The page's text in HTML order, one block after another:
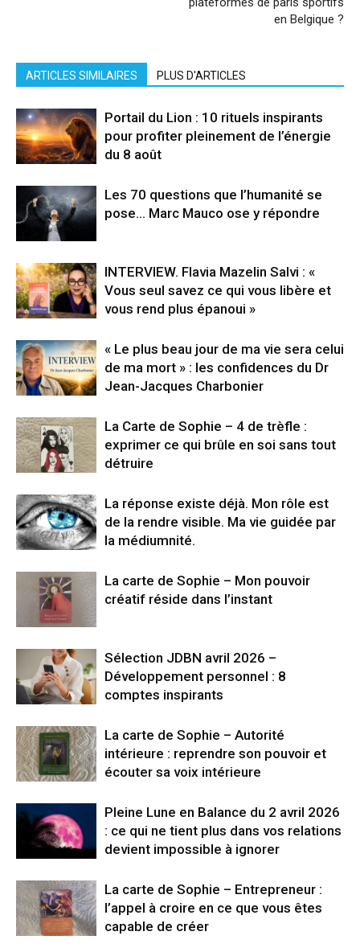
en Belgique ?
ARTICLES SIMILAIRES PLUS D'ARTICLES
Portail du Lion : 10 rituels inspirants
pour profiter pleinement de l’énergie
du 8 août
Les 70 questions que l’humanité se
pose… Marc Mauco ose y répondre
INTERVIEW. Flavia Mazelin Salvi : «
Vous seul savez ce qui vous libère et
vous rend plus épanoui »
« Le plus beau jour de ma vie sera celui
de ma mort » : les confidences du Dr
Jean-Jacques Charbonier
La Carte de Sophie – 4 de trèfle :
exprimer ce qui brûle en soi sans tout
détruire
La réponse existe déjà. Mon rôle est
de la rendre visible. Ma vie guidée par
la médiumnité.
La carte de Sophie – Mon pouvoir
créatif réside dans l’instant
Sélection JDBN avril 2026 –
Développement personnel : 8
comptes inspirants
La carte de Sophie – Autorité
intérieure : reprendre son pouvoir et
écouter sa voix intérieure
Pleine Lune en Balance du 2 avril 2026
: ce qui ne tient plus dans vos relations
devient impossible à ignorer
La carte de Sophie – Entrepreneur :
l’appel à croire en ce que vous êtes
capable de créer